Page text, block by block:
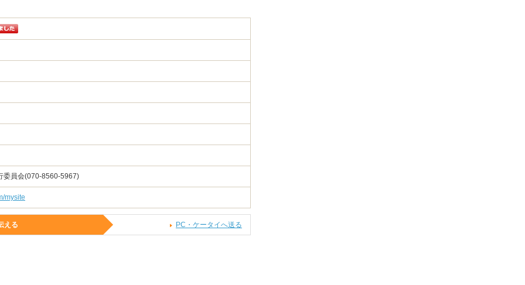
委員会(070-8560-5967)
mysite
える PC・ケータイへ送る